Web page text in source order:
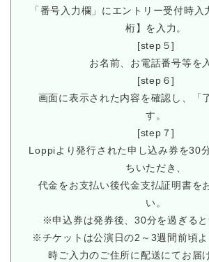
「番号入力欄」にエントリー受付時入
桁】を入力。
[step５]
お名前、お電話番号等を
[step６]
画面に表示された内容を確認し、「
す。
[step７]
Loppiより発行された申し込み券を30
ちいただき、
代金をお支払い後代金支払証明書を
い。
※申込券は発券後、30分を過ぎると
※チケットは公演日の2～3週間前頃よ
時ご入力のご住所に配送にてお届